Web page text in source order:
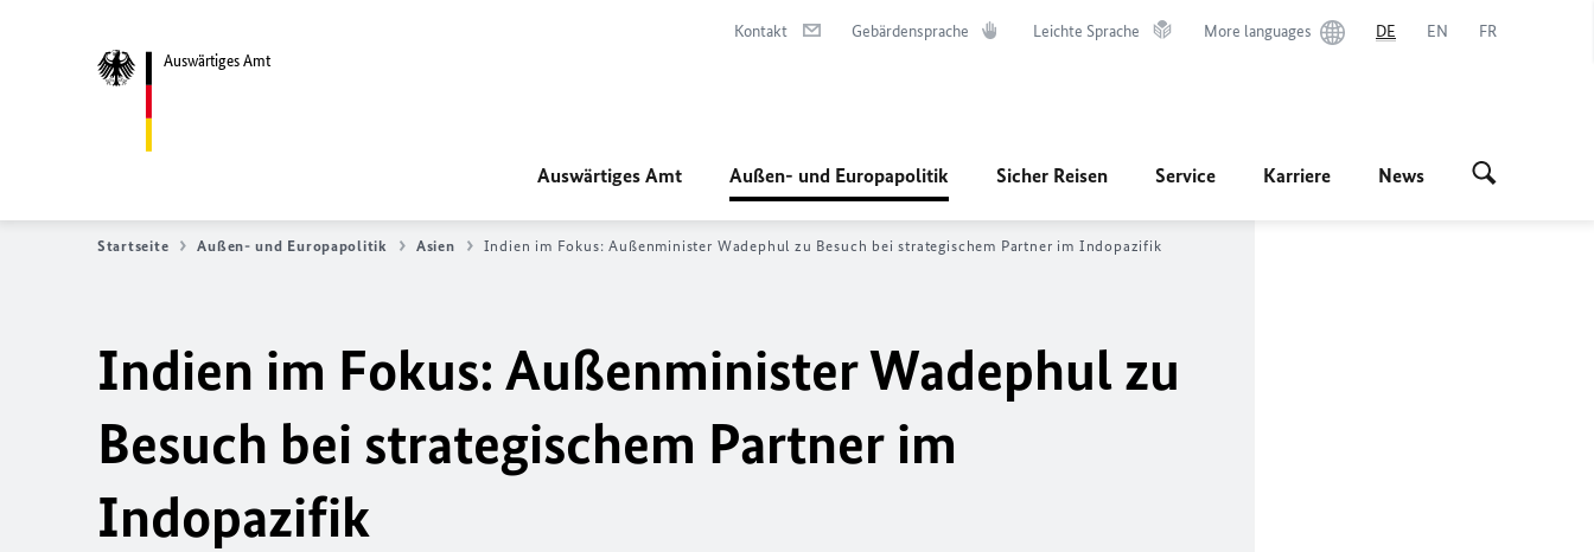
Auswärtiges Amt
Kontakt Gebärdensprache Leichte Sprache More languages DE EN FR
Auswärtiges Amt Außen- und Europapolitik Sicher Reisen Service Karriere News
Startseite Außen- und Europapolitik Asien Indien im Fokus: Außenminister Wadephul zu Besuch bei strategischem Partner im Indopazifik
Indien im Fokus: Außenminister Wadephul zu
Besuch bei strategischem Partner im
Indopazifik